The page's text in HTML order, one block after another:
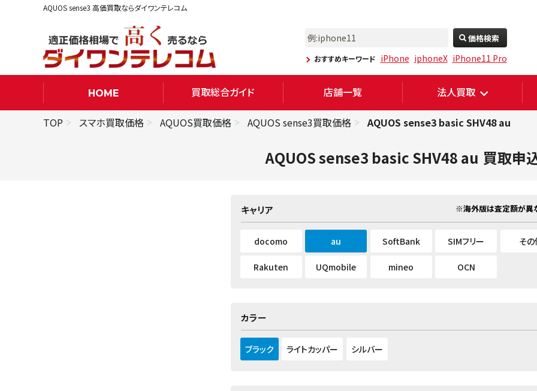
AQUOS sense3 高価買取ならダイワンテレコム
価格検索
おすすめキーワード iPhone iphoneX iPhone11 Pro
HOME 買取総合ガイド 店舗一覧 法人買取
TOP スマホ買取価格 AQUOS買取価格 AQUOS sense3買取価格 AQUOS sense3 basic SHV48 au
AQUOS sense3 basic SHV48 au 買取申
キャリア ※海外版は査定額が異
docomo au SoftBank SIMフリー そ
Rakuten UQmobile mineo OCN
カラー
ブラック ライトカッパー シルバー